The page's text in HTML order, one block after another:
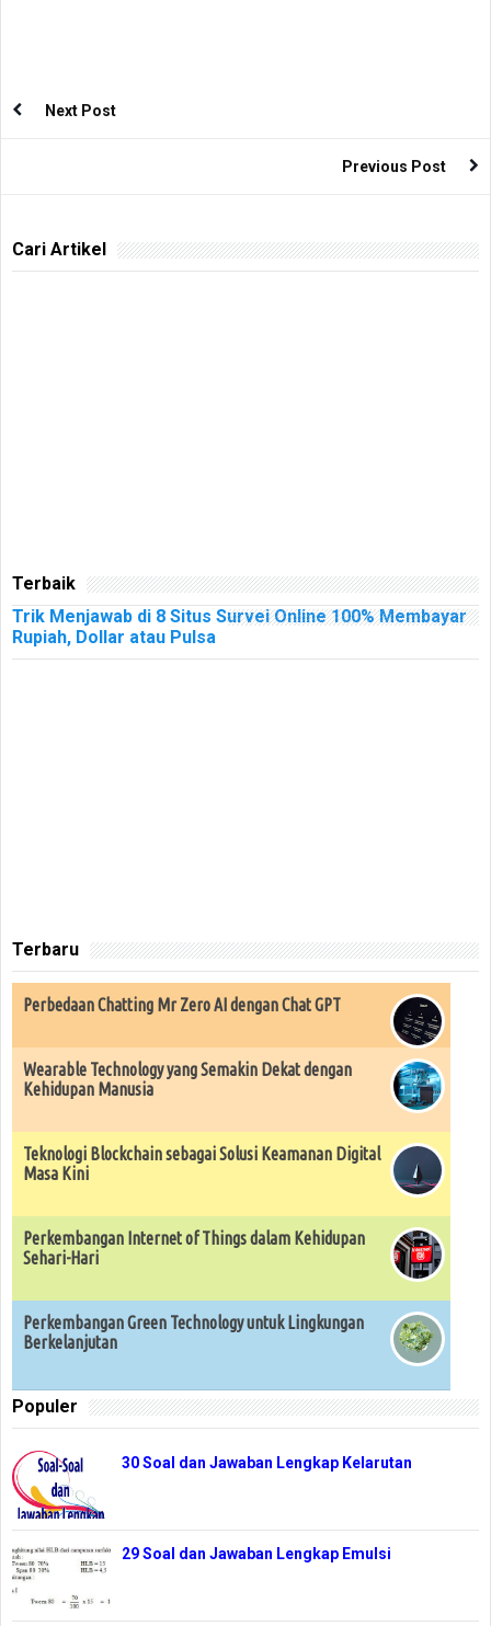
Next Post
Previous Post
Cari Artikel
Terbaik
Trik Menjawab di 8 Situs Survei Online 100% Membayar
Rupiah, Dollar atau Pulsa
Terbaru
Perbedaan Chatting Mr Zero AI dengan Chat GPT
Wearable Technology yang Semakin Dekat dengan
Kehidupan Manusia
Teknologi Blockchain sebagai Solusi Keamanan Digital
Masa Kini
Perkembangan Internet of Things dalam Kehidupan
Sehari-Hari
Perkembangan Green Technology untuk Lingkungan
Berkelanjutan
Populer
30 Soal dan Jawaban Lengkap Kelarutan
29 Soal dan Jawaban Lengkap Emulsi